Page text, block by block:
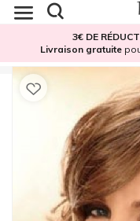
3€ DE
Livraison gratuite